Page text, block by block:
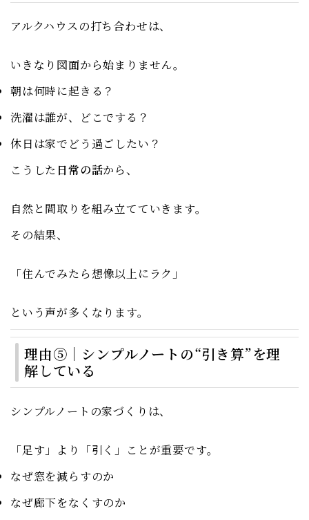
アルクハウスの打ち合わせは、
いきなり図面から始まりません。
朝は何時に起きる？
洗濯は誰が、どこでする？
休日は家でどう過ごしたい？
こうした 日常の話から、
自然と間取りを組み立てていきます。
その結果、
「住んでみたら想像以上にラク」
という声が多くなります。
理由⑤｜シンプルノートの“引き算”を理
解している
シンプルノートの家づくりは、
「足す」より「引く」ことが重要です。
なぜ窓を減らすのか
なぜ廊下をなくすのか